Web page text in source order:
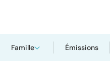
Famille Émissions